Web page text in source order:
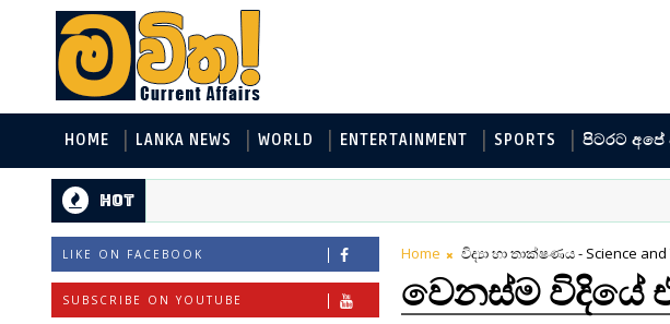
HOME LANKA NEWS WORLD ENTERTAINMENT SPORTS පිටරට
Hot
LIKE ON FACEBOOK
SUBSCRIBE ON YOUTUBE
Home විද්‍යා හා තාක්ෂණය - Science and
වෙනස්ම විදියේ